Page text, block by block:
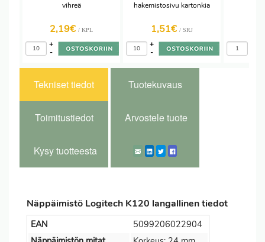
vihreä
2,19€ / KPL
-
+
hakemistosivu kartonkia
1,51€ / SRJ
-
+
Tekniset tiedot Tuotekuvaus
Toimitustiedot Arvostele tuote
Kysy tuotteesta
Näppäimistö Logitech K120 langallinen tiedot
EAN
5099206022904